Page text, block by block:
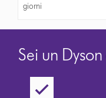
giorni
Sei un